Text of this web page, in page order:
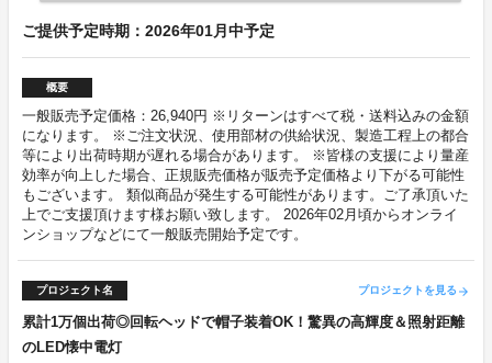
ご提供予定時期：2026年01月中予定
概要
一般販売予定価格：26,940円 ※リターンはすべて税・送料込みの金額
になります。 ※ご注文状況、使用部材の供給状況、製造工程上の都合
等により出荷時期が遅れる場合があります。 ※皆様の支援により量産
効率が向上した場合、正規販売価格が販売予定価格より下がる可能性
もございます。 類似商品が発生する可能性があります。ご了承頂いた
上でご支援頂けます様お願い致します。 2026年02月頃からオンライ
ンショップなどにて一般販売開始予定です。
プロジェクト名 プロジェクトを見る arrow_forward
累計1万個出荷◎回転ヘッドで帽子装着OK！驚異の高輝度＆照射距離
のLED懐中電灯